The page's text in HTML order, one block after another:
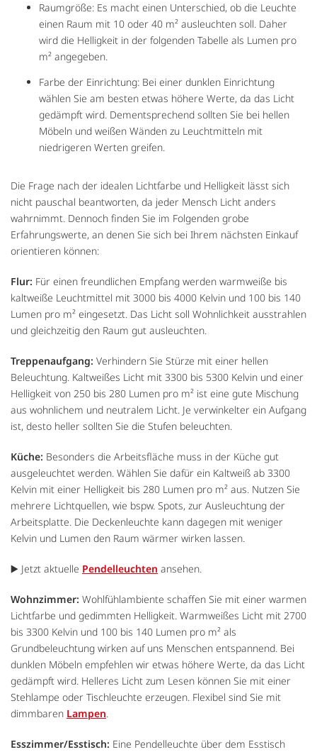
Raumgröße: Es macht einen Unterschied, ob die Leuchte
einen Raum mit 10 oder 40 m² ausleuchten soll. Daher
wird die Helligkeit in der folgenden Tabelle als Lumen pro
m² angegeben.
Farbe der Einrichtung: Bei einer dunklen Einrichtung
wählen Sie am besten etwas höhere Werte, da das Licht
gedämpft wird. Dementsprechend sollten Sie bei hellen
Möbeln und weißen Wänden zu Leuchtmitteln mit
niedrigeren Werten greifen.
Die Frage nach der idealen Lichtfarbe und Helligkeit lässt sich
nicht pauschal beantworten, da jeder Mensch Licht anders
wahrnimmt. Dennoch finden Sie im Folgenden grobe
Erfahrungswerte, an denen Sie sich bei Ihrem nächsten Einkauf
orientieren können:
Flur: Für einen freundlichen Empfang werden warmweiße bis
kaltweiße Leuchtmittel mit 3000 bis 4000 Kelvin und 100 bis 140
Lumen pro m² eingesetzt. Das Licht soll Wohnlichkeit ausstrahlen
und gleichzeitig den Raum gut ausleuchten.
Treppenaufgang: Verhindern Sie Stürze mit einer hellen
Beleuchtung. Kaltweißes Licht mit 3300 bis 5300 Kelvin und einer
Helligkeit von 250 bis 280 Lumen pro m² ist eine gute Mischung
aus wohnlichem und neutralem Licht. Je verwinkelter ein Aufgang
ist, desto heller sollten Sie die Stufen beleuchten.
Küche: Besonders die Arbeitsfläche muss in der Küche gut
ausgeleuchtet werden. Wählen Sie dafür ein Kaltweiß ab 3300
Kelvin mit einer Helligkeit bis 280 Lumen pro m² aus. Nutzen Sie
mehrere Lichtquellen, wie bspw. Spots, zur Ausleuchtung der
Arbeitsplatte. Die Deckenleuchte kann dagegen mit weniger
Kelvin und Lumen den Raum wärmer wirken lassen.
▶️ Jetzt aktuelle Pendelleuchten ansehen.
Wohnzimmer: Wohlfühlambiente schaffen Sie mit einer warmen
Lichtfarbe und gedimmten Helligkeit. Warmweißes Licht mit 2700
bis 3300 Kelvin und 100 bis 140 Lumen pro m² als
Grundbeleuchtung wirken auf uns Menschen entspannend. Bei
dunklen Möbeln empfehlen wir etwas höhere Werte, da das Licht
gedämpft wird. Helleres Licht zum Lesen können Sie mit einer
Stehlampe oder Tischleuchte erzeugen. Flexibel sind Sie mit
dimmbaren Lampen.
Esszimmer/Esstisch: Eine Pendelleuchte über dem Esstisch